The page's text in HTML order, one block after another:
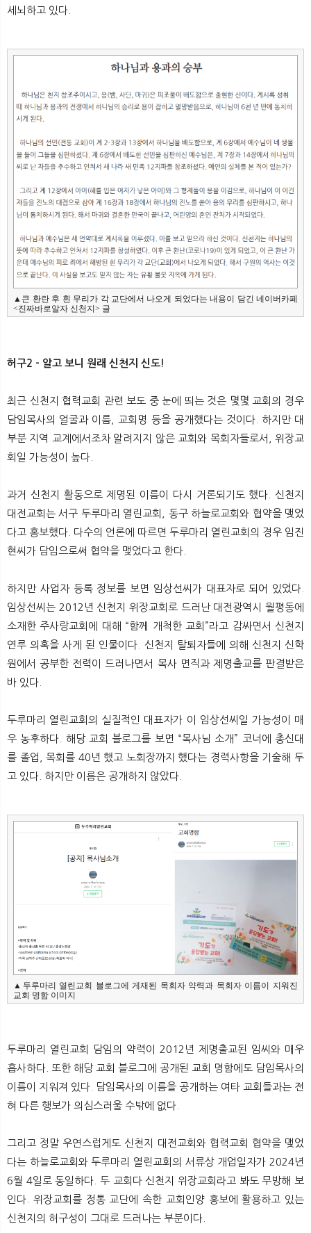
세뇌하고 있다.
▲큰 환란 후 흰 무리가 각 교단에서 나오게 되었다는 내용이 담긴 네이버카페
<진짜바로알자 신천지> 글
허구2 - 알고 보니 원래 신천지 신도!
최근 신천지 협력교회 관련 보도 중 눈에 띄는 것은 몇몇 교회의 경우
담임목사의 얼굴과 이름, 교회명 등을 공개했다는 것이다. 하지만 대
부분 지역 교계에서조차 알려지지 않은 교회와 목회자들로서, 위장교
회일 가능성이 높다.
과거 신천지 활동으로 제명된 이름이 다시 거론되기도 했다. 신천지
대전교회는 서구 두루마리 열린교회, 동구 하늘로교회와 협약을 맺었
다고 홍보했다. 다수의 언론에 따르면 두루마리 열린교회의 경우 임진
현씨가 담임으로써 협약을 맺었다고 한다.
하지만 사업자 등록 정보를 보면 임상선씨가 대표자로 되어 있었다.
임상선씨는 2012년 신천지 위장교회로 드러난 대전광역시 월평동에
소재한 주사랑교회에 대해 “함께 개척한 교회”라고 감싸면서 신천지
연루 의혹을 사게 된 인물이다. 신천지 탈퇴자들에 의해 신천지 신학
원에서 공부한 전력이 드러나면서 목사 면직과 제명출교를 판결받은
바 있다.
두루마리 열린교회의 실질적인 대표자가 이 임상선씨일 가능성이 매
우 농후하다. 해당 교회 블로그를 보면 “목사님 소개” 코너에 총신대
를 졸업, 목회를 40년 했고 노회장까지 했다는 경력사항을 기술해 두
고 있다. 하지만 이름은 공개하지 않았다.
▲두루마리 열린교회 블로그에 게재된 목회자 약력과 목회자 이름이 지워진
교회 명함 이미지
두루마리 열린교회 담임의 약력이 2012년 제명출교된 임씨와 매우
흡사하다. 또한 해당 교회 블로그에 공개된 교회 명함에도 담임목사의
이름이 지워져 있다. 담임목사의 이름을 공개하는 여타 교회들과는 전
혀 다른 행보가 의심스러울 수밖에 없다.
그리고 정말 우연스럽게도 신천지 대전교회와 협력교회 협약을 맺었
다는 하늘로교회와 두루마리 열린교회의 서류상 개업일자가 2024년
6월 4일로 동일하다. 두 교회다 신천지 위장교회라고 봐도 무방해 보
인다. 위장교회를 정통 교단에 속한 교회인양 홍보에 활용하고 있는
신천지의 허구성이 그대로 드러나는 부분이다.